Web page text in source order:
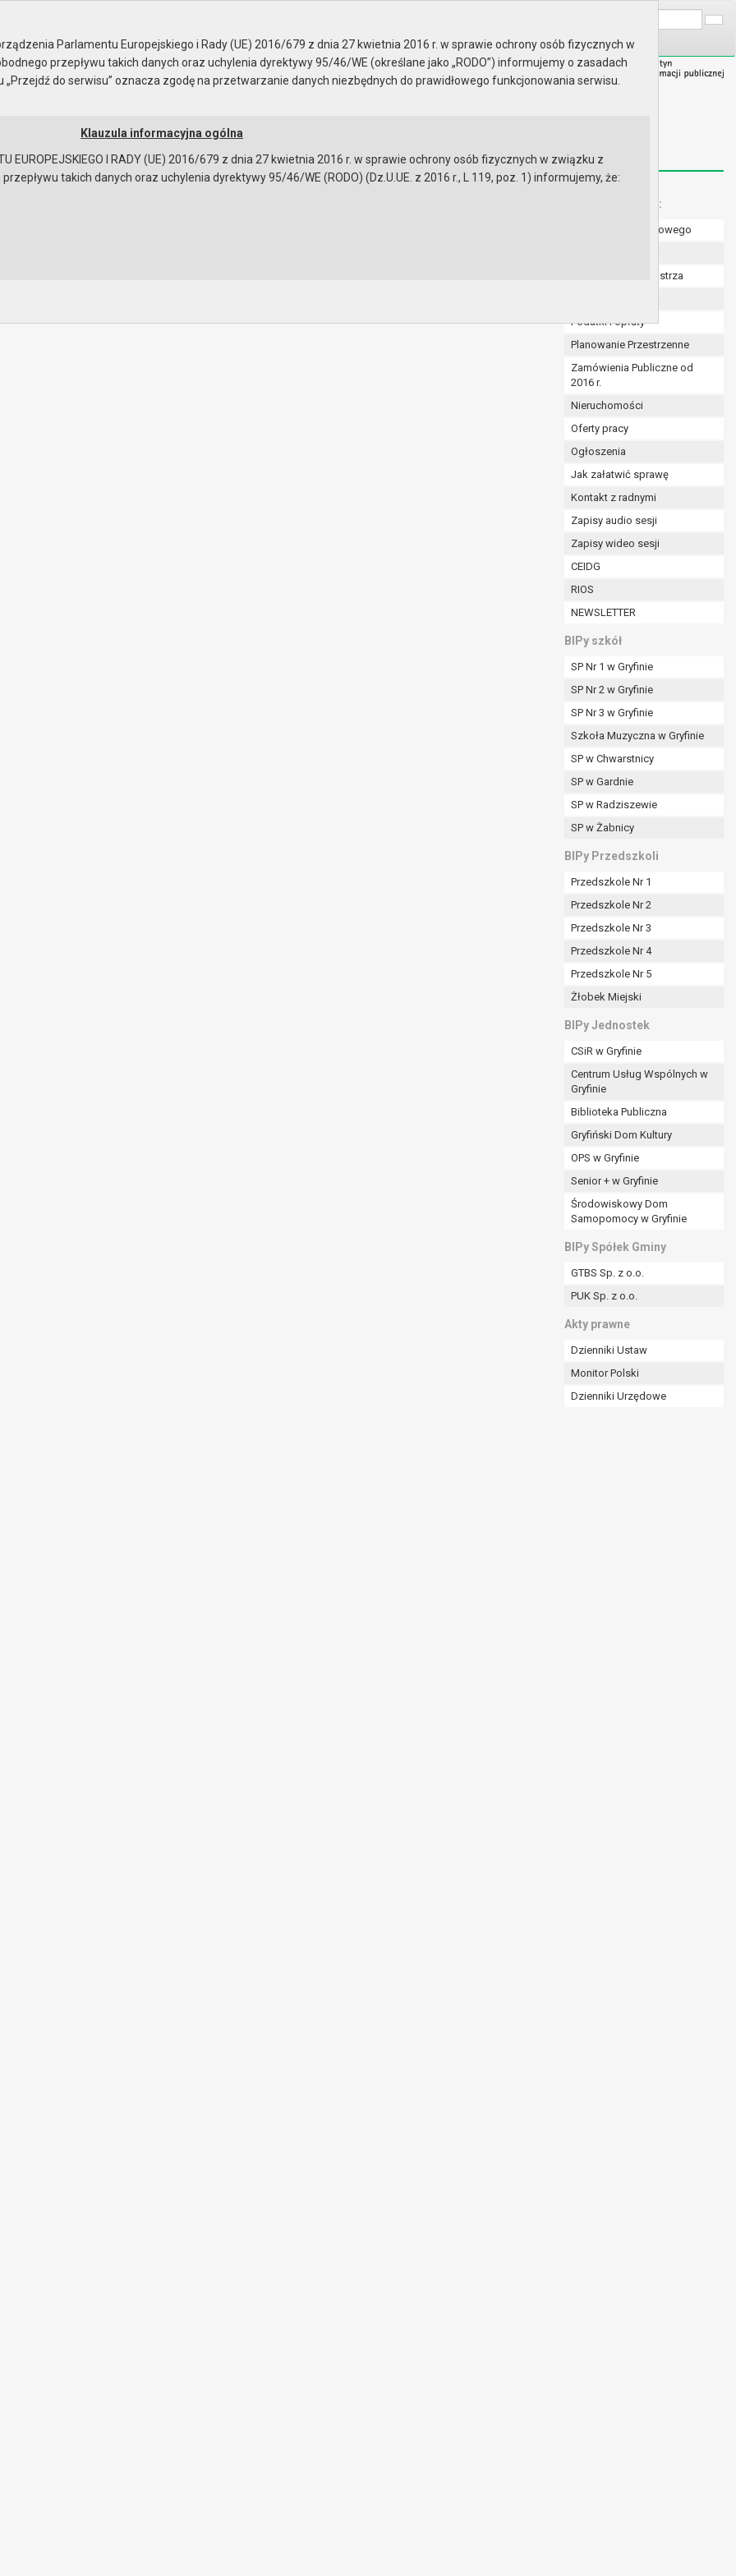
Instrukcja korzystania Dostępność
27 maja 2026 r. Menu dodatkowe:
Numer konta bankowego
Zarządzenia Burmistrza
Podatki i opłaty
Planowanie Przestrzenne
Zamówienia Publiczne od
2016 r.
Nieruchomości
Oferty pracy
Ogłoszenia
Jak załatwić sprawę
Kontakt z radnymi
Zapisy audio sesji
Zapisy wideo sesji
CEIDG
RIOS
NEWSLETTER
BIPy szkół
SP Nr 1 w Gryfinie
SP Nr 2 w Gryfinie
SP Nr 3 w Gryfinie
Szkoła Muzyczna w Gryfinie
SP w Chwarstnicy
SP w Gardnie
SP w Radziszewie
SP w Żabnicy
BIPy Przedszkoli
Przedszkole Nr 1
Przedszkole Nr 2
Przedszkole Nr 3
Przedszkole Nr 4
Przedszkole Nr 5
Żłobek Miejski
BIPy Jednostek
CSiR w Gryfinie
Centrum Usług Wspólnych w
Gryfinie
Biblioteka Publiczna
Gryfiński Dom Kultury
OPS w Gryfinie
Senior + w Gryfinie
Środowiskowy Dom
Samopomocy w Gryfinie
BIPy Spółek Gminy
GTBS Sp. z o.o.
PUK Sp. z o.o.
Akty prawne
Dzienniki Ustaw
Monitor Polski
Dzienniki Urzędowe
Parlamentu Europejskiego i Rady (UE) 2016/679 z dnia 27 kwietnia 2016 r. w sprawie ochrony osób fizycznych w
przepływu takich danych oraz uchylenia dyrektywy 95/46/WE (określane jako „RODO”) informujemy o zasadach
do serwisu” oznacza zgodę na przetwarzanie danych niezbędnych do prawidłowego funkcjonowania serwisu.
Klauzula informacyjna ogólna
EUROPEJSKIEGO I RADY (UE) 2016/679 z dnia 27 kwietnia 2016 r. w sprawie ochrony osób fizycznych w związku z
takich danych oraz uchylenia dyrektywy 95/46/WE (RODO) (Dz.U.UE. z 2016 r., L 119, poz. 1) informujemy, że:
przepisami prawa w celu:
a w szczególności ustawy z dnia 8 marca 1990 r. o samorządzie gminnym (Dz.U. z 2017r., poz. 1875 ze zm.) oraz z
a także obowiązków i zadań zleconych przez instytucje nadrzędne wobec Gminy;
lub innej osoby fizycznej;
są wyłącznie na podstawie wcześniej udzielonej zgody w zakresie i celu określonym w treści zgody.
w pkt. 3, dane osobowe mogą być udostępniane innym upoważnionym odbiorcom lub kategoriom odbiorców danych
niezbędny do realizacji celu dla jakiego zostały zebrane oraz zgodnie z terminami archiwizacji określonymi przez
zgody osoby, której dane dotyczą przetwarzanie odbywa się do czasu wycofania tej zgody.
zawarcia i realizacji umowy przetwarzanie odbywa się przez okres niezbędny do realizacji zawartej umowy, a po tym
dla zabezpieczenia ewentualnych roszczeń, a w przypadku wyrażenia zgody na przetwarzanie danych po zakończeniu i
od momentu pozyskania przechowywane są przez okres wynikający z umowy o dofinansowanie zawartej między
i konieczności zachowania dokumentacji projektu do celów kontrolnych.
osobowych przysługuje Pani/Panu:
ich kopii na podstawie art. 15 RODO;
art. 16 RODO,
prawo do bycia zapomnianym) na podstawie art. 17 RODO, w przypadku gdy:
były zebrane lub w inny sposób przetwarzane,
na przetwarzanie danych osobowych, która jest podstawą przetwarzania danych i nie ma innej podstawy prawnej
z prawem,
się z obowiązku wynikającego z przepisów prawa;
danych osobowych – na okres pozwalający administratorowi sprawdzić prawidłowość tych danych,
celów, ale osoba, której dane dotyczą, potrzebuje ich do ustalenia, obrony lub dochodzenia roszczeń,
wobec przetwarzania danych - do czasu ustalenia czy prawnie uzasadnione podstawy po stronie administratora są
RODO, w przypadku gdy łącznie spełnione są następujące przesłanki:
umowy zawartej z osobą, której dane dotyczą lub na podstawie zgody wyrażonej przez tą osobę,
art. 21 RODO, wobec przetwarzania danych osobowych, którego podstawą prawną jest:
z prawnie uzasadnionych interesów realizowanych przez administratora lub przez stronę trzecią.
W razie wniesienia sprzeciwu, administrator nie może już przetwarzać tych danych osobowych, chyba że wykaże
do przetwarzania, nadrzędnych wobec interesów, praw i wolności osoby, której dane dotyczą, lub podstaw do
się na podstawie zgody osoby na przetwarzanie danych osobowych (art. 6 ust. 1 lit a RODO), przysługuje Pani/Panu
to nie ma wpływu na zgodność przetwarzania, którego dokonano na podstawie zgody przed jej cofnięciem.
nadzorczego na niezgodne z prawem przetwarzanie Pani/Pana danych osobowych przez administratora.
Ochrony Danych Osobowych.
podanie danych osobowych jest dobrowolne albo jest wymogiem ustawowym lub umownym.
podejmowaniu decyzji, w tym również profilowaniu.